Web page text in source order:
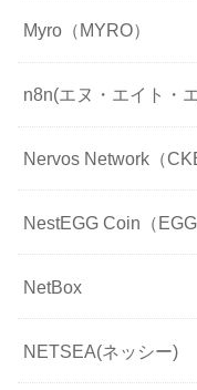
Myro（MYRO）
n8n(エヌ・エイト・
Nervos Network（
NestEGG Coin（EGG
NetBox
NETSEA(ネッシー)